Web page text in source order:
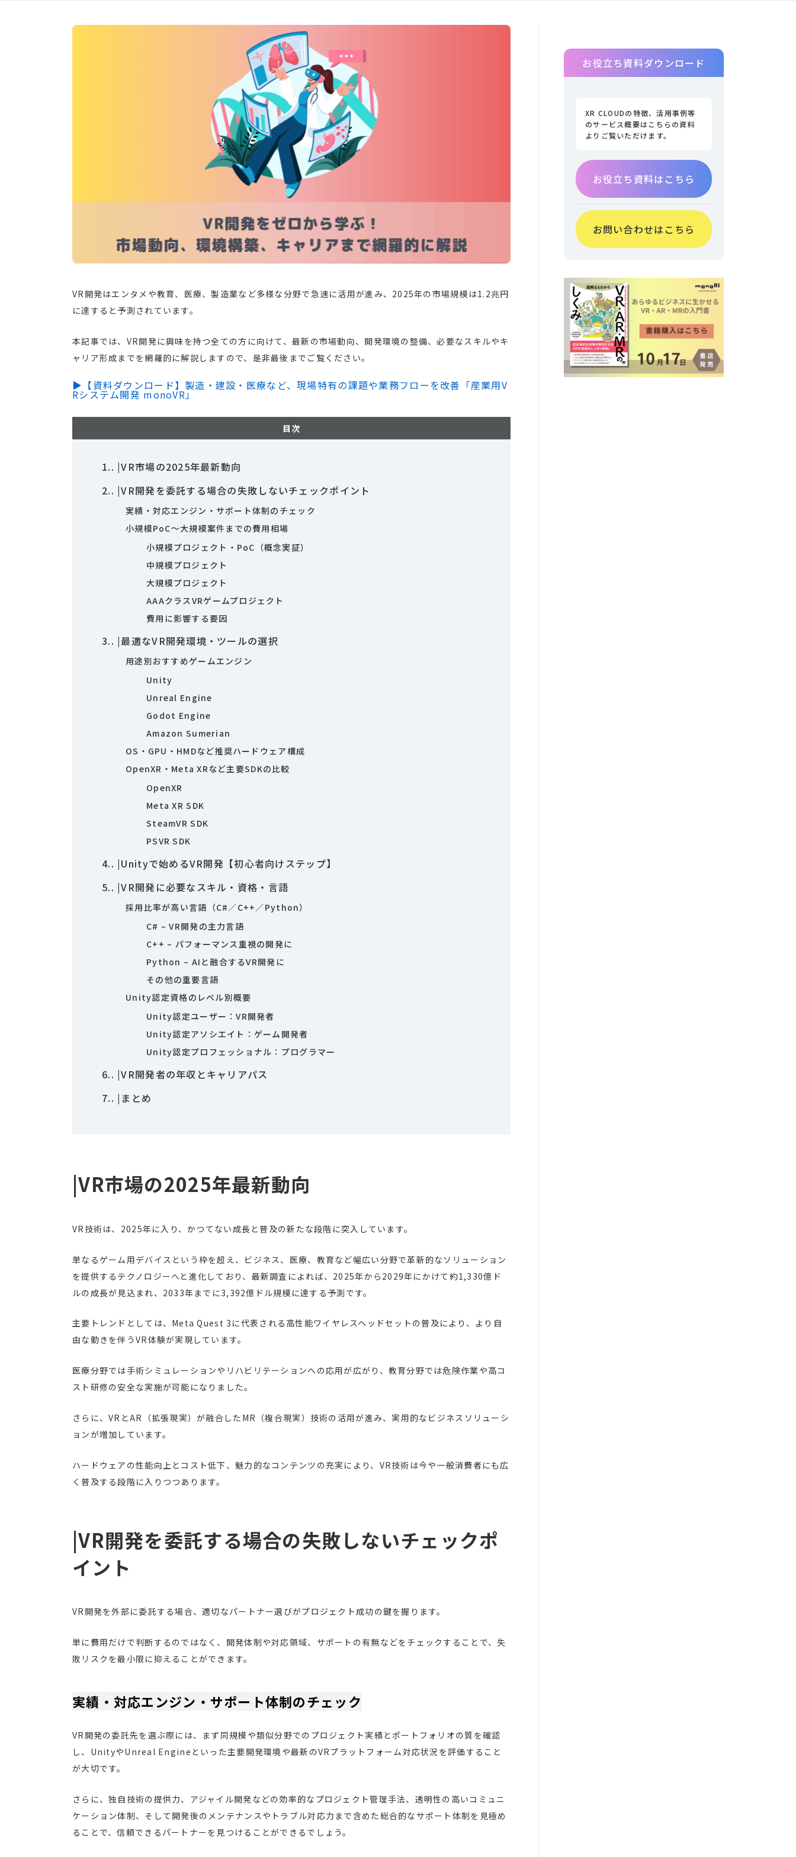
VR開発はエンタメや教育、医療、製造業など多様な分野で急速に活用が進み、2025年の市場規模は1.2兆円
に達すると予測されています。
本記事では、VR開発に興味を持つ全ての方に向けて、最新の市場動向、開発環境の整備、必要なスキルやキ
ャリア形成までを網羅的に解説しますので、是非最後までご覧ください。
▶【資料ダウンロード】製造・建設・医療など、現場特有の課題や業務フローを改善「産業用V
Rシステム開発 monoVR」
目次
1. |VR市場の2025年最新動向
2. |VR開発を委託する場合の失敗しないチェックポイント
実績・対応エンジン・サポート体制のチェック
小規模PoC〜大規模案件までの費用相場
小規模プロジェクト・PoC（概念実証）
中規模プロジェクト
大規模プロジェクト
AAAクラスVRゲームプロジェクト
費用に影響する要因
3. |最適なVR開発環境・ツールの選択
用途別おすすめゲームエンジン
Unity
Unreal Engine
Godot Engine
Amazon Sumerian
OS・GPU・HMDなど推奨ハードウェア構成
OpenXR・Meta XRなど主要SDKの比較
OpenXR
Meta XR SDK
SteamVR SDK
PSVR SDK
4. |Unityで始めるVR開発【初心者向けステップ】
5. |VR開発に必要なスキル・資格・言語
採用比率が高い言語（C#／C++／Python）
C# – VR開発の主力言語
C++ – パフォーマンス重視の開発に
Python – AIと融合するVR開発に
その他の重要言語
Unity認定資格のレベル別概要
Unity認定ユーザー：VR開発者
Unity認定アソシエイト：ゲーム開発者
Unity認定プロフェッショナル：プログラマー
6. |VR開発者の年収とキャリアパス
7. |まとめ
|VR市場の2025年最新動向
VR技術は、2025年に入り、かつてない成長と普及の新たな段階に突入しています。
単なるゲーム用デバイスという枠を超え、ビジネス、医療、教育など幅広い分野で革新的なソリューション
を提供するテクノロジーへと進化しており、最新調査によれば、2025年から2029年にかけて約1,330億ド
ルの成長が見込まれ、2033年までに3,392億ドル規模に達する予測です。
主要トレンドとしては、Meta Quest 3に代表される高性能ワイヤレスヘッドセットの普及により、より自
由な動きを伴うVR体験が実現しています。
医療分野では手術シミュレーションやリハビリテーションへの応用が広がり、教育分野では危険作業や高コ
スト研修の安全な実施が可能になりました。
さらに、VRとAR（拡張現実）が融合したMR（複合現実）技術の活用が進み、実用的なビジネスソリューシ
ョンが増加しています。
ハードウェアの性能向上とコスト低下、魅力的なコンテンツの充実により、VR技術は今や一般消費者にも広
く普及する段階に入りつつあります。
|VR開発を委託する場合の失敗しないチェックポ
イント
VR開発を外部に委託する場合、適切なパートナー選びがプロジェクト成功の鍵を握ります。
単に費用だけで判断するのではなく、開発体制や対応領域、サポートの有無などをチェックすることで、失
敗リスクを最小限に抑えることができます。
実績・対応エンジン・サポート体制のチェック
VR開発の委託先を選ぶ際には、まず同規模や類似分野でのプロジェクト実績とポートフォリオの質を確認
し、UnityやUnreal Engineといった主要開発環境や最新のVRプラットフォーム対応状況を評価すること
が大切です。
さらに、独自技術の提供力、アジャイル開発などの効率的なプロジェクト管理手法、透明性の高いコミュニ
ケーション体制、そして開発後のメンテナンスやトラブル対応力まで含めた総合的なサポート体制を見極め
ることで、信頼できるパートナーを見つけることができるでしょう。
お役立ち資料ダウンロード
XR CLOUDの特徴、活用事例等
のサービス概要はこちらの資料
よりご覧いただけます。
お役立ち資料はこちら
お問い合わせはこちら